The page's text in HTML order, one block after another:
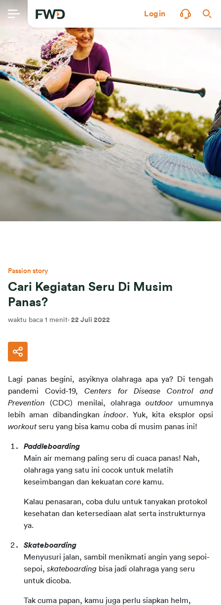
Login
Passion story
Cari Kegiatan Seru Di Musim
Panas?
waktu baca 1 menit· 22 Juli 2022
Lagi panas begini, asyiknya olahraga apa ya? Di tengah
pandemi Covid-19, Centers for Disease Control and
Prevention (CDC) menilai, olahraga outdoor umumnya
lebih aman dibandingkanindoor. Yuk, kita eksplor opsi
workout seru yang bisa kamu coba di musim panas ini!
Paddleboarding
Main air memang paling seru di cuaca panas! Nah,
olahraga yang satu ini cocok untuk melatih
keseimbangan dan kekuatan core kamu.
Kalau penasaran, coba dulu untuk tanyakan protokol
kesehatan dan ketersediaan alat serta instrukturnya
ya.
Skateboarding
Menyusuri jalan, sambil menikmati angin yang sepoi-
sepoi, skateboarding bisa jadi olahraga yang seru
untuk dicoba.
Tak cuma papan, kamu juga perlu siapkan helm,